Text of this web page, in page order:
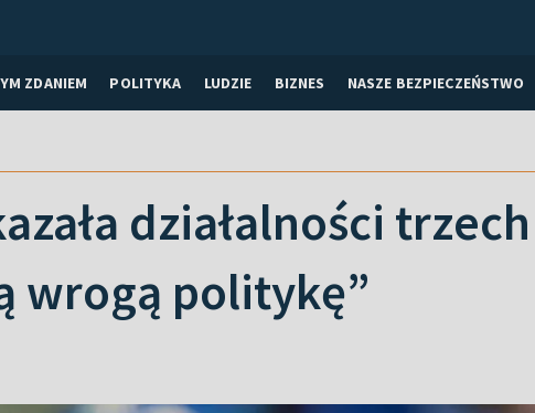
ZDANIEM POLITYKA LUDZIE BIZNES NASZE BEZPIECZEŃSTWO
działalności
wrogą politykę”